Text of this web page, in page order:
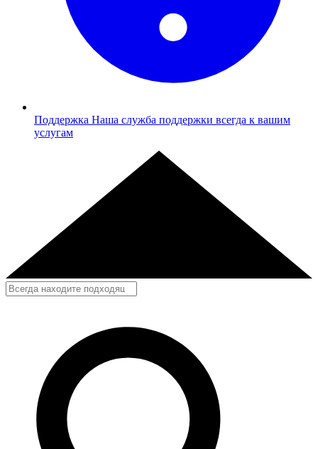
Поддержка Наша служба поддержки всегда к вашим
услугам